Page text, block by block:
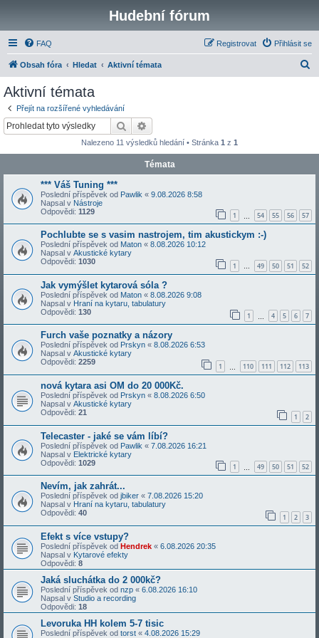
Hudební fórum
FAQ Přihlásit se
Registrovat
Obsah fóra Hledat Aktivní témata
Aktivní témata
Přejít na rozšířené vyhledávání
Hledat
Nalezeno 11 výsledků hledání • Stránka 1 z 1
Témata
*** Váš Tuning ***
Poslední příspěvek od Pawlik « 9.08.2026 8:58
Napsal v Nástroje
Odpovědi: 1129 1 54 55 56 57
Pochlubte se s vasim nastrojem, tim akustickym :-)
Poslední příspěvek od Maton « 8.08.2026 10:12
Napsal v Akustické kytary
Odpovědi: 1030 1 … 49 50 51 52
Jak vymýšlet kytarová sóla ?
Poslední příspěvek od Maton « 8.08.2026 9:08
Napsal v Hraní na kytaru, tabulatury
Odpovědi: 130 1 4 5 6 7
Furch vaše poznatky a názory
Poslední příspěvek od Prskyn « 8.08.2026 6:53
Napsal v Akustické kytary
Odpovědi: 2259 1 110 111 112 113
nová kytara asi OM do 20 000Kč.
Poslední příspěvek od Prskyn « 8.08.2026 6:50
Napsal v Akustické kytary
Odpovědi: 21 1 2
Telecaster - jaké se vám líbí?
Poslední příspěvek od Pawlik « 7.08.2026 16:21
Napsal v Elektrické kytary
Odpovědi: 1029 1 49 50 51 52
Nevím, jak zahrát...
Poslední příspěvek od jbiker « 7.08.2026 15:20
Napsal v Hraní na kytaru, tabulatury
Odpovědi: 40 1 2 3
Efekt s více vstupy?
Poslední příspěvek od Hendrek « 6.08.2026 20:35
Napsal v Kytarové efekty
Odpovědi: 8
Jaká sluchátka do 2 000kč?
Poslední příspěvek od nzp « 6.08.2026 16:10
Napsal v Studio a recording
Odpovědi: 18
Levoruka HH kolem 5-7 tisic
Poslední příspěvek od torst « 4.08.2026 15:29